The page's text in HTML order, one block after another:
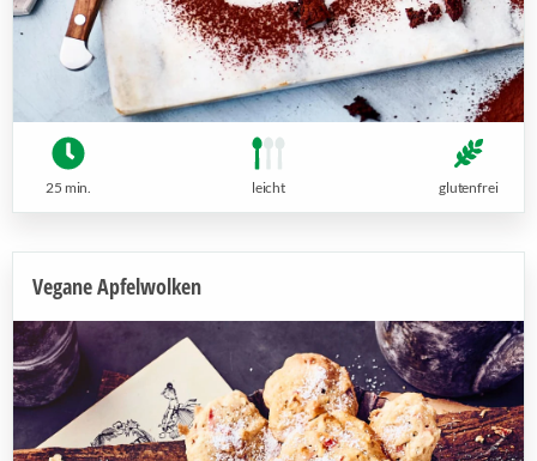
25 min. leicht glutenfrei
Vegane Apfelwolken